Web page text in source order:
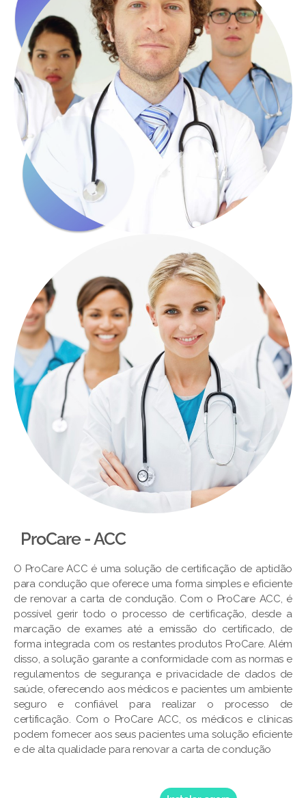
ProCare - ACC
O ProCare ACC é uma solução de certificação de aptidão
para condução que oferece uma forma simples e eficiente
de renovar a carta de condução. Com o ProCare ACC, é
possível gerir todo o processo de certificação, desde a
marcação de exames até a emissão do certificado, de
forma integrada com os restantes produtos ProCare. Além
disso, a solução garante a conformidade com as normas e
regulamentos de segurança e privacidade de dados de
saúde, oferecendo aos médicos e pacientes um ambiente
seguro e confiável para realizar o processo de
certificação. Com o ProCare ACC, os médicos e clínicas
podem fornecer aos seus pacientes uma solução eficiente
e de alta qualidade para renovar a carta de condução